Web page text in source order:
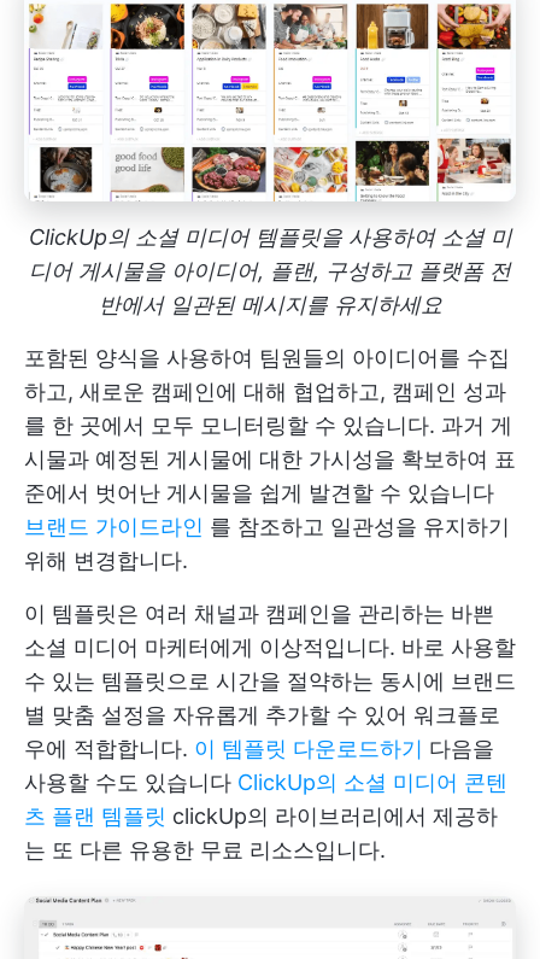
ClickUp의 소셜 미디어 템플릿을 사용하여 소셜 미
디어 게시물을 아이디어, 플랜, 구성하고 플랫폼 전
반에서 일관된 메시지를 유지하세요
포함된 양식을 사용하여 팀원들의 아이디어를 수집
하고, 새로운 캠페인에 대해 협업하고, 캠페인 성과
를 한 곳에서 모두 모니터링할 수 있습니다. 과거 게
시물과 예정된 게시물에 대한 가시성을 확보하여 표
준에서 벗어난 게시물을 쉽게 발견할 수 있습니다
브랜드 가이드라인 를 참조하고 일관성을 유지하기
위해 변경합니다.
이 템플릿은 여러 채널과 캠페인을 관리하는 바쁜
소셜 미디어 마케터에게 이상적입니다. 바로 사용할
수 있는 템플릿으로 시간을 절약하는 동시에 브랜드
별 맞춤 설정을 자유롭게 추가할 수 있어 워크플로
우에 적합합니다. 이 템플릿 다운로드하기 다음을
사용할 수도 있습니다 ClickUp의 소셜 미디어 콘텐
츠 플랜 템플릿 clickUp의 라이브러리에서 제공하
는 또 다른 유용한 무료 리소스입니다.